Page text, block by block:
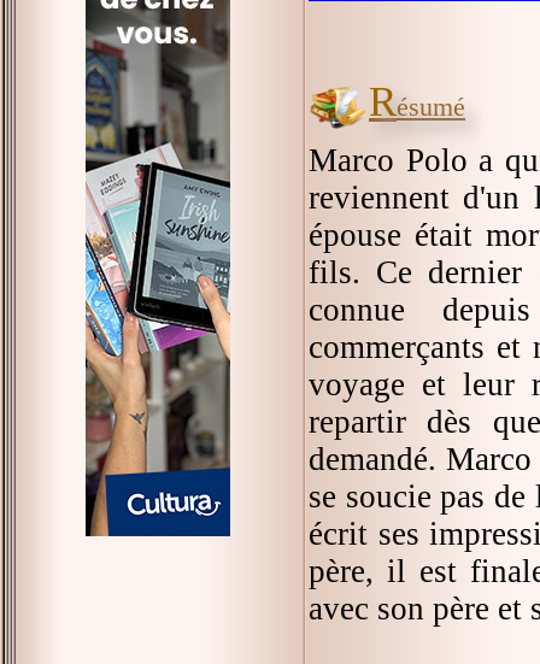
Résumé
Marco Polo a
reviennent d'un
épouse était
fils. Ce dernier
connue
commerçants
voyage et leur
repartir dès
demandé.
se soucie pas
écrit ses
père, il est
avec son père